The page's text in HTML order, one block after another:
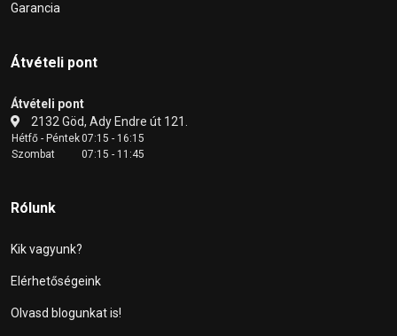
Garancia
Átvételi pont
Átvételi pont
2132 Göd, Ady Endre út 121.
Hétfő - Péntek07:15 - 16:15
Szombat
07:15 - 11:45
Rólunk
Kik vagyunk?
Elérhetőségeink
Olvasd blogunkat is!